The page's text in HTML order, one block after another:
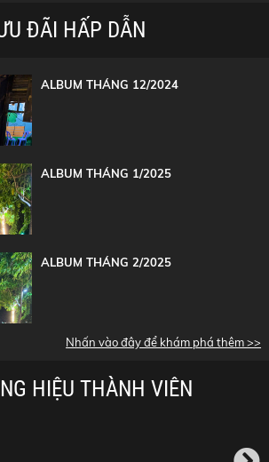
ĐÃI HẤP DẪN
ALBUM THÁNG 12/2024
ALBUM THÁNG 1/2025
ALBUM THÁNG 2/2025
Nhấn vào đây để khám phá thêm >>
HIỆU THÀNH VIÊN